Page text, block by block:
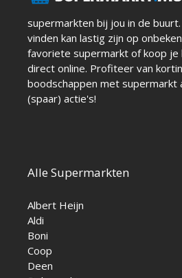
supermarkten bij jou in de
vinden kan lastig zijn op
favoriete supermarkt of koop je
direct online. Profiteer van
boodschappen met supermarkt
(spaar) actie's!
Alle Supermarkten
Albert Heijn
Aldi
Boni
Coop
Deen